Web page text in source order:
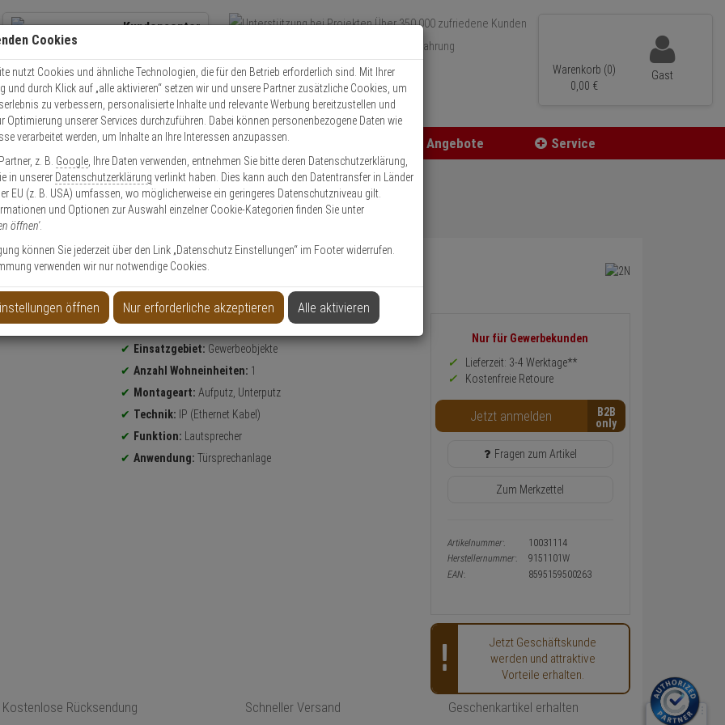
Kundencenter
Kontaktservice nutzen
Mo. - Do.: 8:00 - 16:30 Fr. 8:00 - 14:00 Uhr
Über 350.000 zufriedene Kunden
Über 15 Jahre Erfahrung
Schneller Versand
Warenkorb (0)
0, 00 €
Gast
Zutritt Einbruch Angebote Service
2N IP Force 1Button Netzwerk Türstation
Produktinformationen
Audio-Türsprechanlage - Modell: 2N IP Force
Einsatzgebiet: Gewerbeobjekte
Anzahl Wohneinheiten: 1
Montageart: Aufputz, Unterputz
Technik: IP (Ethernet Kabel)
Funktion: Lautsprecher
Anwendung: Türsprechanlage
Informationen
Preis,
Verfügbakeit
Warenkorb-
oder
Konfigurieren-
Nur für Gewerbekunden
Lieferzeit: 3-4 Werktage**
Kostenfreie Retoure
Jetzt anmelden B2B
Fragen zum Artikel
Zum Merkzettel
Artikelnummer:
10031114
Herstellernummer:
9151101W
EAN:
8595159500263
Jetzt Geschäftskunde
werden und attraktive
Vorteile erhalten.
Kostenlose Rücksendung Schneller Versand Geschenkartikel erhalten
Cookies
nutzt Cookies und ähnliche Technologien, die für den Betrieb erforderlich sind. Mit Ihrer
und durch Klick auf „alle aktivieren“ setzen wir und unsere Partner zusätzliche Cookies, um
zu verbessern, personalisierte Inhalte und relevante Werbung bereitzustellen und
Optimierung unserer Services durchzuführen. Dabei können personenbezogene Daten wie
verarbeitet werden, um Inhalte an Ihre Interessen anzupassen.
z. B. Google , Ihre Daten verwenden, entnehmen Sie bitte deren Datenschutzerklärung,
in unserer Datenschutzerklärung verlinkt haben. Dies kann auch den Datentransfer in Länder
EU (z. B. USA) umfassen, wo möglicherweise ein geringeres Datenschutzniveau gilt.
und Optionen zur Auswahl einzelner Cookie-Kategorien finden Sie unter
öffnen'.
können Sie jederzeit über den Link „Datenschutz Einstellungen“ im Footer widerrufen.
verwenden wir nur notwendige Cookies.
öffnen Nur erforderliche akzeptieren Alle aktivieren